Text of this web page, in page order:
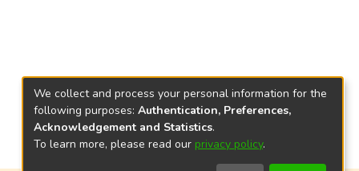
We collect and process your personal information for the
following purposes: Authentication, Preferences,
Acknowledgement and Statistics.
To learn more, please read our privacy policy.